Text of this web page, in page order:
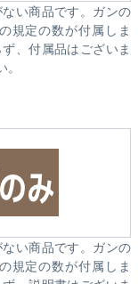
い商品です。ガンの
規定の数が付属しま
、付属品はございま
い商品です。ガンの
規定の数が付属しま